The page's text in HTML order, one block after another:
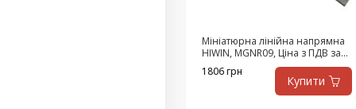
Мініатюрна лінійна напрямна
HIWIN, MGNR09, Ціна з ПДВ за
292 мм
1806 грн
Купити